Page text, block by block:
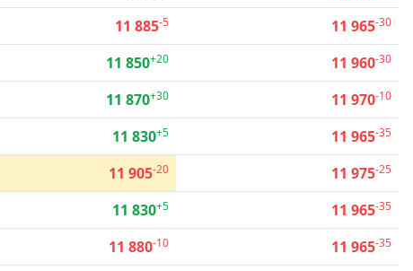
11 885-5 11 965-30
11 850+20 11 960-30
11 870+30 11 970-10
11 830+5 11 965-35
11 905-20 11 975-25
11 830+5 11 965-35
11 880-10 11 965-35